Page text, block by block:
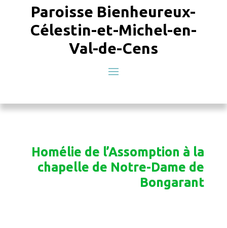
Paroisse Bienheureux-
Célestin-et-Michel-en-
Val-de-Cens
Homélie de l’Assomption à la
chapelle de Notre-Dame de
Bongarant